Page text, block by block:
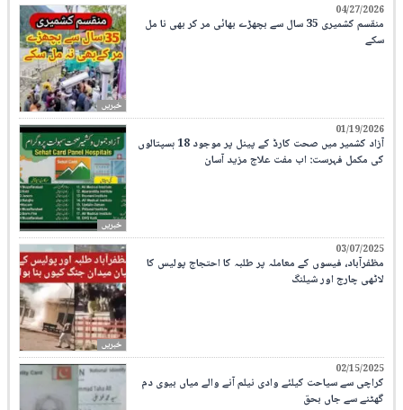
خبریں
04/27/2026
منقسم کشمیری 35 سال سے بچھڑے بھائی مر کر بھی نا مل
سکے
خبریں
01/19/2026
آزاد کشمیر میں صحت کارڈ کے پینل پر موجود 18 ہسپتالوں
کی مکمل فہرست: اب مفت علاج مزید آسان
خبریں
03/07/2025
مظفرآباد، فیسوں کے معاملہ پر طلبہ کا احتجاج پولیس کا
لاٹھی چارج اور شیلنگ
02/15/2025
کراچی سے سیاحت کیلئے وادی نیلم آنے والے میاں بیوی دم
گھٹنے سے جاں بحق